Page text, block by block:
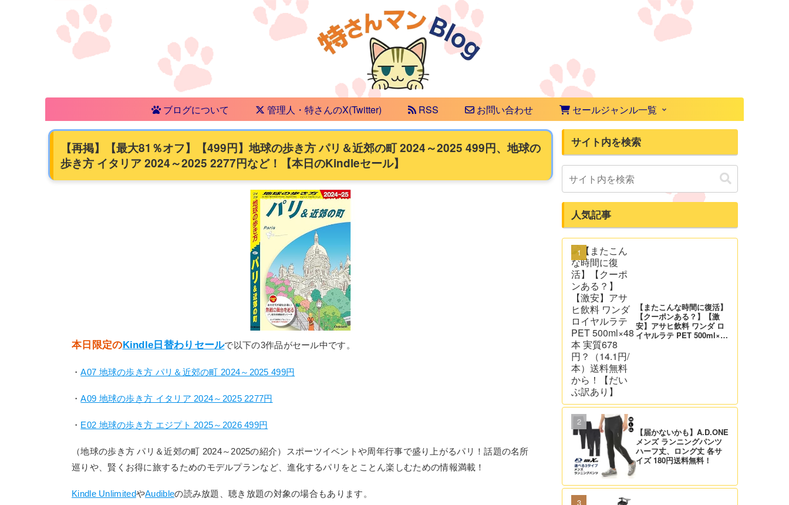
ブログについて 管理人・特さんのX(Twitter) RSS お問い合わせ セールジャンル一覧
【再掲】【最大81％オフ】【499円】地球の歩き方 パリ＆近郊の町 2024～2025 499円、地球の
歩き方 イタリア 2024～2025 2277円など！【本日のKindleセール】
本日限定のKindle日替わりセールで以下の3作品がセール中です。
・A07 地球の歩き方 パリ＆近郊の町 2024～2025 499円
・A09 地球の歩き方 イタリア 2024～2025 2277円
・ E02 地球の歩き方 エジプト 2025～2026 499円
（地球の歩き方 パリ＆近郊の町 2024～2025の紹介）スポーツイベントや周年行事で盛り上がるパリ！話題の名所
巡りや、賢くお得に旅するためのモデルプランなど、進化するパリをとことん楽しむための情報満載！
Kindle UnlimitedやAudibleの読み放題、聴き放題の対象の場合もあります。
サイト内を検索
人気記事
【またこんな時間に復活】
【クーポンある？】【激
安】アサヒ飲料 ワンダ ロ
イヤルラテ PET 500ml×48
【届かないかも】A.D.ONE
メンズ ランニングパンツ
ハーフ丈、ロング丈 各サ
イズ 180円送料無料！